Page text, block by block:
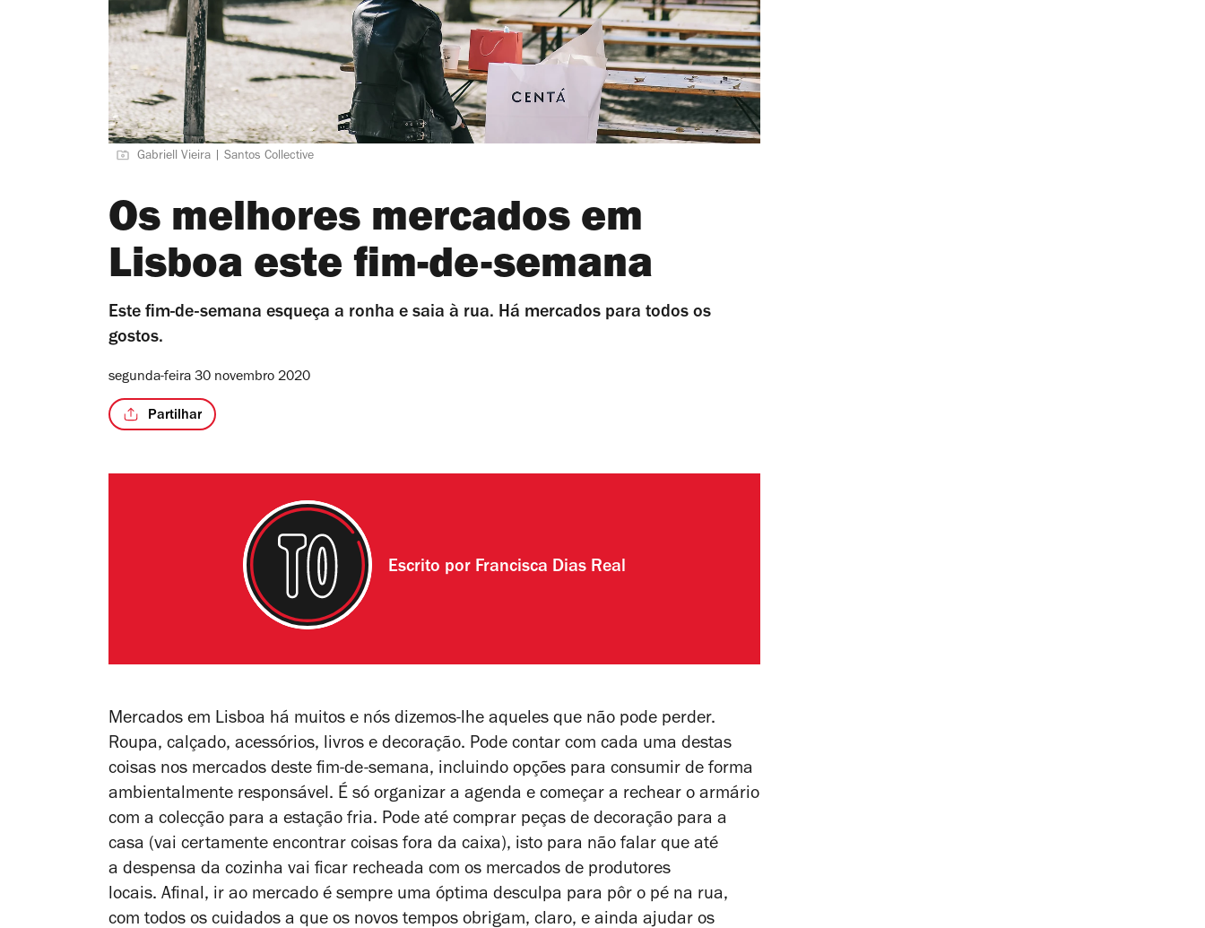
Gabriell Vieira | Santos Collective
Os melhores mercados em
Lisboa este fim-de-semana
Este fim-de-semana esqueça a ronha e saia à rua. Há mercados para todos os
gostos.
segunda-feira 30 novembro 2020
Partilhar
Escrito por Francisca Dias Real
Mercados em Lisboa há muitos e nós dizemos-lhe aqueles que não pode perder.
Roupa, calçado, acessórios, livros e decoração. Pode contar com cada uma destas
coisas nos mercados deste fim-de-semana, incluindo opções para consumir de forma
ambientalmente responsável. É só organizar a agenda e começar a rechear o armário
com a colecção para a estação fria. Pode até comprar peças de decoração para a
casa (vai certamente encontrar coisas fora da caixa), isto para não falar que até
a despensa da cozinha vai ficar recheada com os mercados de produtores
locais. Afinal, ir ao mercado é sempre uma óptima desculpa para pôr o pé na rua,
com todos os cuidados a que os novos tempos obrigam, claro, e ainda ajudar os